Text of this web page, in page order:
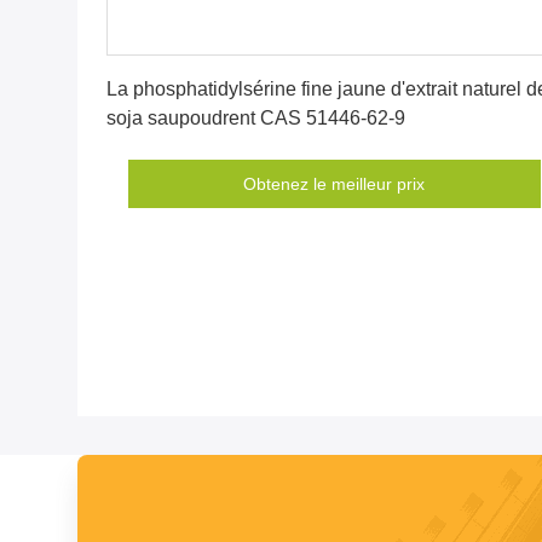
La phosphatidylsérine fine jaune d'extrait naturel
soja saupoudrent CAS 51446-62-9
Obtenez le meilleur prix